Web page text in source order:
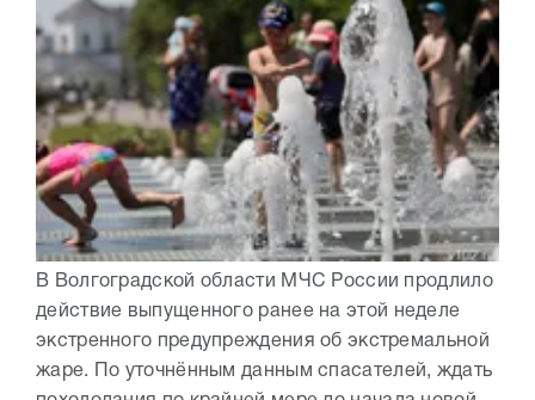
В Волгоградской области МЧС России продлило
действие выпущенного ранее на этой неделе
экстренного предупреждения об экстремальной
жаре. По уточнённым данным спасателей, ждать